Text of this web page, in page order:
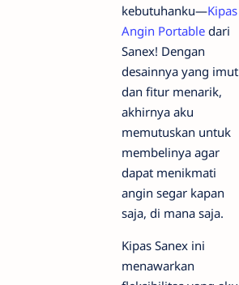
kebutuhanku—Kipas
Angin Portable dari
Sanex! Dengan
desainnya yang imut
dan fitur menarik,
akhirnya aku
memutuskan untuk
membelinya agar
dapat menikmati
angin segar kapan
saja, di mana saja.
Kipas Sanex ini
menawarkan